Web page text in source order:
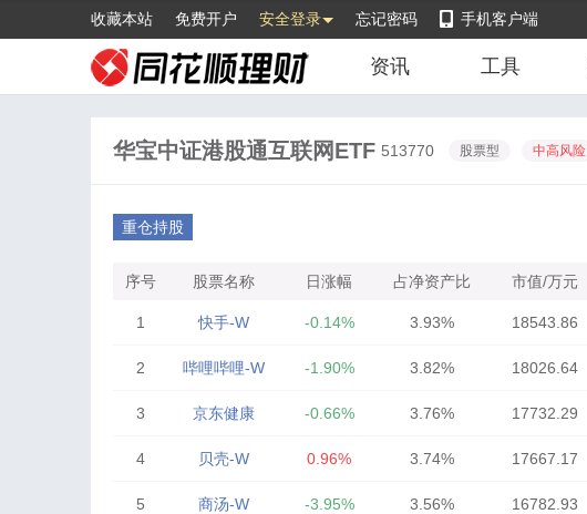
收藏本站 免费开户 安全登录 忘记密码 手机客户端
资讯 工具
华宝中证港股通互联网ETF 513770 股票型 中高风险
重仓持股
序号 股票名称 日涨幅 占净资产比 市值/万元
1 快手-W -0.14% 3.93% 18543.86
2 哔哩哔哩-W -1.90% 3.82% 18026.64
3 京东健康 -0.66% 3.76% 17732.29
4 贝壳-W 0.96% 3.74% 17667.17
5 商汤-W -3.95% 3.56% 16782.93